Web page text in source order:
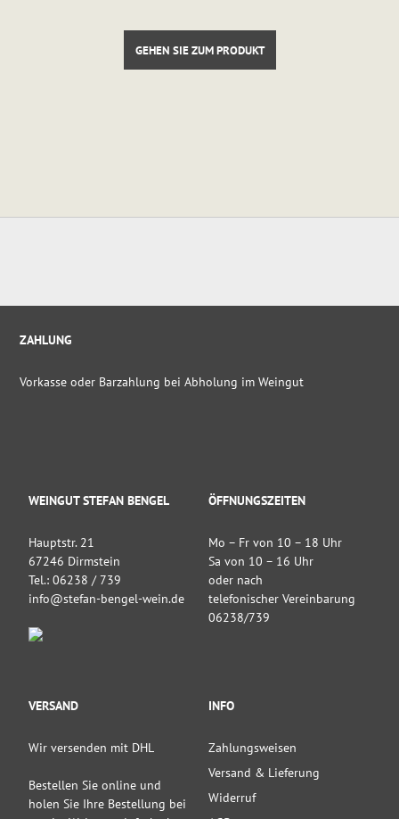
GEHEN SIE ZUM PRODUKT
ZAHLUNG
Vorkasse oder Barzahlung bei Abholung im Weingut
WEINGUT STEFAN BENGEL
Hauptstr. 21
67246 Dirmstein
Tel.: 06238 / 739
info@stefan-bengel-wein.de
ÖFFNUNGSZEITEN
Mo – Fr von 10 – 18 Uhr
Sa von 10 – 16 Uhr
oder nach
telefonischer Vereinbarung
06238/739
VERSAND
Wir versenden mit DHL
Bestellen Sie online und
holen Sie Ihre Bestellung bei
INFO
Zahlungsweisen
Versand & Lieferung
Widerruf